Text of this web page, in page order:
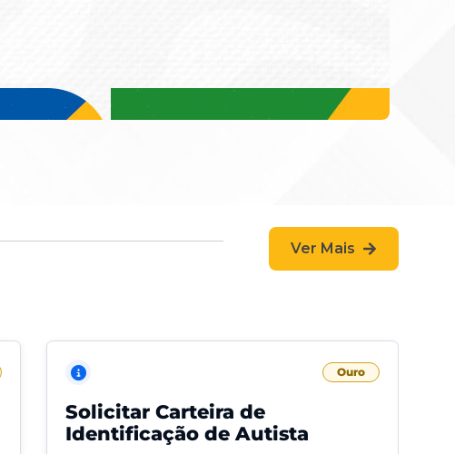
Ver Mais
Ouro
Solicitar Carteira de
Identificação de Autista